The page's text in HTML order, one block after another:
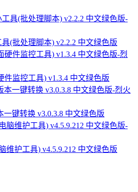
(批处理脚本) v2.2.2 中文绿色版
件监控工具) v1.3.4 中文绿色版
一键转换 v3.0.3.8 中文绿色版
维护工具) v4.5.9.212 中文绿色版